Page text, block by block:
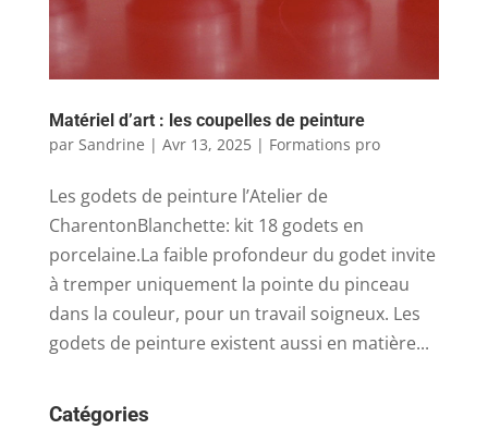
Matériel d’art : les coupelles de peinture
par Sandrine | Avr 13, 2025| Formations pro
Les godets de peinture l’Atelier de
CharentonBlanchette: kit 18 godets en
porcelaine.La faible profondeur du godet invite
à tremper uniquement la pointe du pinceau
dans la couleur, pour un travail soigneux. Les
godets de peinture existent aussi en matière...
Catégories